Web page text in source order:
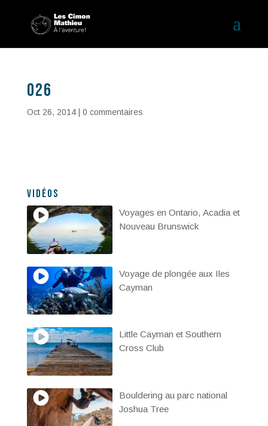
026
Oct 26, 2014| 0 commentaires
Vidéos
Voyages en Ontario, Acadia et
Nouveau Brunswick
Voyage de plongée aux Iles
Cayman
Little Cayman et Southern
Cross Club
Bouldering au parc national
Joshua Tree